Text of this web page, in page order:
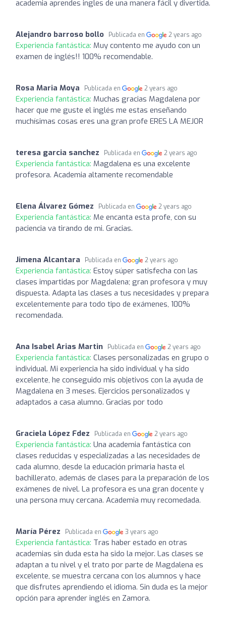
academia aprendes ingles de una manera fácil y divertida.
Alejandro barroso bollo Publicada en 2 years ago
Experiencia fantástica: Muy contento me ayudo con un
examen de inglés!! 100% recomendable.
Rosa Maria Moya Publicada en 2 years ago
Experiencia fantástica: Muchas gracias Magdalena por
hacer que me guste el inglés me estas enseñando
muchísimas cosas eres una gran profe ERES LA MEJOR
teresa garcia sanchez Publicada en 2 years ago
Experiencia fantástica: Magdalena es una excelente
profesora. Academia altamente recomendable
Elena Álvarez Gómez Publicada en 2 years ago
Experiencia fantástica: Me encanta esta profe, con su
paciencia va tirando de mi. Gracias.
Jimena Alcantara Publicada en 2 years ago
Experiencia fantástica: Estoy súper satisfecha con las
clases impartidas por Magdalena; gran profesora y muy
dispuesta. Adapta las clases a tus necesidades y prepara
excelentemente para todo tipo de exámenes, 100%
recomendada.
Ana Isabel Arias Martin Publicada en 2 years ago
Experiencia fantástica: Clases personalizadas en grupo o
individual. Mi experiencia ha sido individual y ha sido
excelente, he conseguido mis objetivos con la ayuda de
Magdalena en 3 meses. Ejercicios personalizados y
adaptados a casa alumno. Gracias por todo
Graciela López Fdez Publicada en 2 years ago
Experiencia fantástica: Una academia fantástica con
clases reducidas y especializadas a las necesidades de
cada alumno, desde la educación primaria hasta el
bachillerato, además de clases para la preparación de los
exámenes de nivel. La profesora es una gran docente y
una persona muy cercana. Academia muy recomedada.
María Pérez Publicada en 3 years ago
Experiencia fantástica: Tras haber estado en otras
academias sin duda esta ha sido la mejor. Las clases se
adaptan a tu nivel y el trato por parte de Magdalena es
excelente, se muestra cercana con los alumnos y hace
que disfrutes aprendiendo el idioma. Sin duda es la mejor
opción para aprender inglés en Zamora.